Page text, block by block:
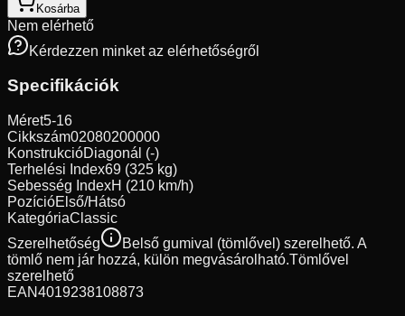
Kosárba
Nem elérhető
Kérdezzen minket az elérhetőségről
Specifikációk
Méret5-16
Cikkszám02080200000
KonstrukcióDiagonál (-)
Terhelési Index69 (325 kg)
Sebesség IndexH (210 km/h)
PozícióElső/Hátsó
KategóriaClassic
Szerelhetőség
Belső gumival (tömlővel) szerelhető. A
tömlő nem jár hozzá, külön megvásárolható.Tömlővel
szerelhető
EAN4019238108873